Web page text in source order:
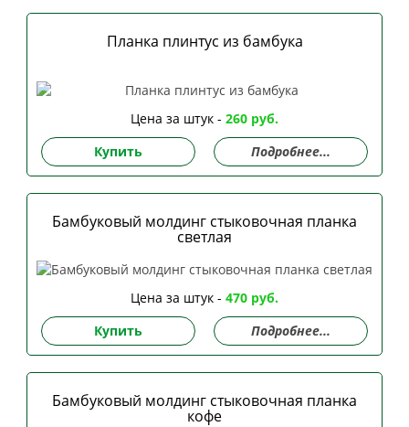
Планка плинтус из бамбука
Цена за штук - 260 руб.
Купить
Подробнее...
Бамбуковый молдинг стыковочная планка
светлая
Цена за штук - 470 руб.
Купить
Подробнее...
Бамбуковый молдинг стыковочная планка
кофе